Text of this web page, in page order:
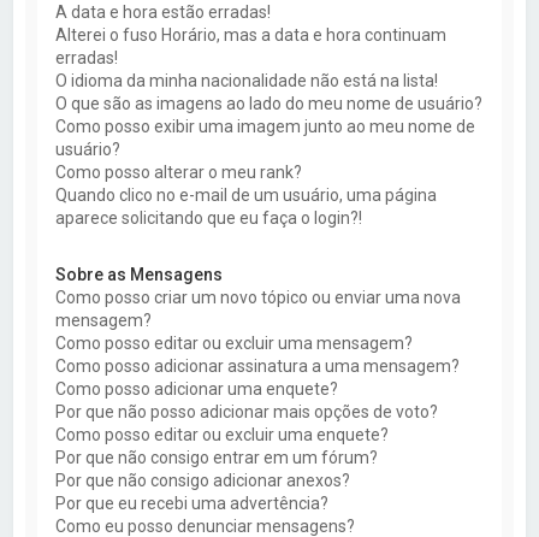
A data e hora estão erradas!
Alterei o fuso Horário, mas a data e hora continuam
erradas!
O idioma da minha nacionalidade não está na lista!
O que são as imagens ao lado do meu nome de usuário?
Como posso exibir uma imagem junto ao meu nome de
usuário?
Como posso alterar o meu rank?
Quando clico no e-mail de um usuário, uma página
aparece solicitando que eu faça o login?!
Sobre as Mensagens
Como posso criar um novo tópico ou enviar uma nova
mensagem?
Como posso editar ou excluir uma mensagem?
Como posso adicionar assinatura a uma mensagem?
Como posso adicionar uma enquete?
Por que não posso adicionar mais opções de voto?
Como posso editar ou excluir uma enquete?
Por que não consigo entrar em um fórum?
Por que não consigo adicionar anexos?
Por que eu recebi uma advertência?
Como eu posso denunciar mensagens?